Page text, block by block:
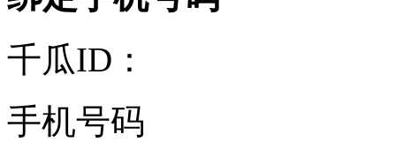
千瓜ID：
手机号码